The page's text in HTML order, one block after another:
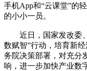
手机App和“云课堂”的
的小小一员。
近日，国家发改委、
数赋智”行动，培育新
务院决策部署，对充分
响，进一步加快产业数